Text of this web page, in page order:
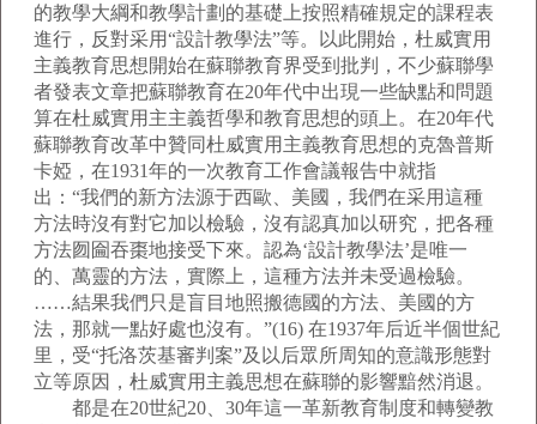
的教學大綱和教學計劃的基礎上按照精確規定的課程表
進行，反對采用“設計教學法”等。以此開始，杜威實用
主義教育思想開始在蘇聯教育界受到批判，不少蘇聯學
者發表文章把蘇聯教育在20年代中出現一些缺點和問題
算在杜威實用主主義哲學和教育思想的頭上。在20年代
蘇聯教育改革中贊同杜威實用主義教育思想的克魯普斯
卡婭，在1931年的一次教育工作會議報告中就指
出：“我們的新方法源于西歐、美國，我們在采用這種
方法時沒有對它加以檢驗，沒有認真加以研究，把各種
方法囫圇吞棗地接受下來。認為‘設計教學法’是唯一
的、萬靈的方法，實際上，這種方法并未受過檢驗。
……結果我們只是盲目地照搬德國的方法、美國的方
法，那就一點好處也沒有。”(16) 在1937年后近半個世紀
里，受“托洛茨基審判案”及以后眾所周知的意識形態對
立等原因，杜威實用主義思想在蘇聯的影響黯然消退。
都是在20世紀20、30年這一革新教育制度和轉變教